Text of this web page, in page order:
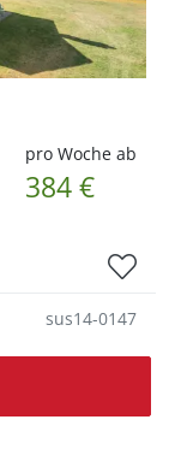
pro Woche ab
384 €
sus14-0147